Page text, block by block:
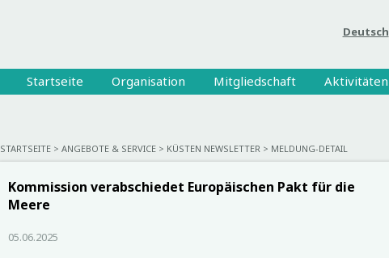
Deutsch
Startseite Organisation Mitgliedschaft Aktivitäten
STARTSEITE ANGEBOTE & SERVICE KÜSTEN NEWSLETTER MELDUNG-DETAIL
Kommission verabschiedet Europäischen Pakt für die
Meere
05.06.2025